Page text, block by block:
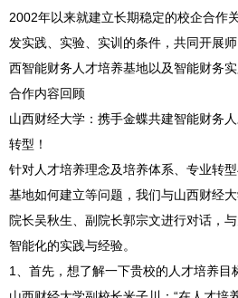
2002年以来就建立长期稳定的校企合作
发实践、实验、实训的条件，共同开展
西智能财务人才培养基地以及智能财务实
合作内容回顾
山西财经大学：携手金蝶共建智能财务
转型！
针对人才培养理念及培养体系、专业转
基地如何建立等问题，我们与山西财经
院长吴秋生、副院长郭宗文进行对话，
智能化的实践与经验。
1、首先，想了解一下贵校的人才培养目